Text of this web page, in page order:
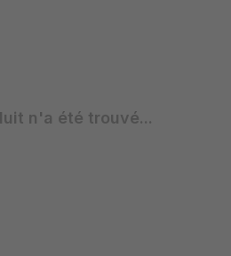
n'a été trouvé...